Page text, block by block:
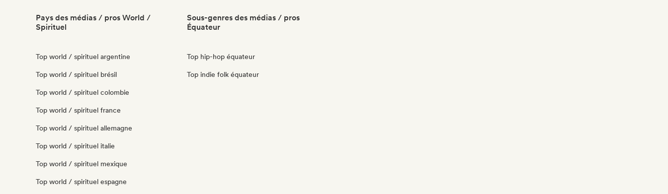
Pays des médias / pros World /
Spirituel
Top world / spirituel argentine
Top world / spirituel brésil
Top world / spirituel colombie
Top world / spirituel france
Top world / spirituel allemagne
Top world / spirituel italie
Top world / spirituel mexique
Top world / spirituel espagne
Sous-genres des médias / pros
Équateur
Top hip-hop équateur
Top indie folk équateur